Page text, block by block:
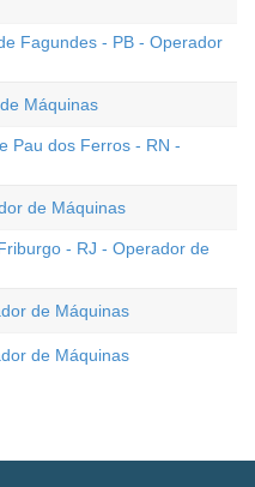
Fagundes - PB - Operador
Máquinas
Pau dos Ferros - RN -
de Máquinas
- RJ - Operador de
de Máquinas
de Máquinas